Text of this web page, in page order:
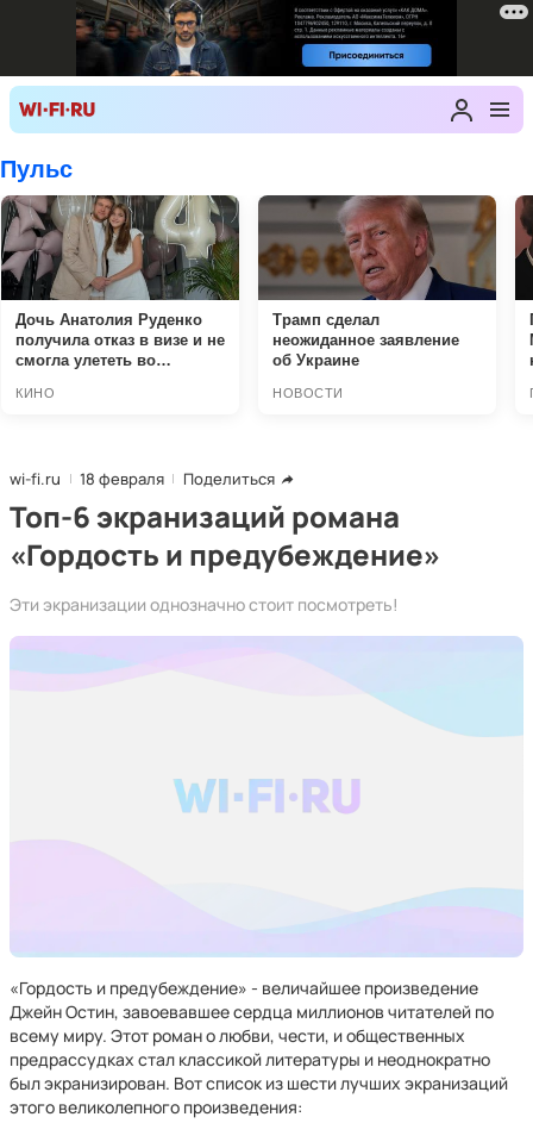
wi-fi.ru 18 февраля Поделиться
Топ-6 экранизаций романа
«Гордость и предубеждение»
Эти экранизации однозначно стоит посмотреть!
«Гордость и предубеждение» - величайшее произведение
Джейн Остин, завоевавшее сердца миллионов читателей по
всему миру. Этот роман о любви, чести, и общественных
предрассудках стал классикой литературы и неоднократно
был экранизирован. Вот список из шести лучших экранизаций
этого великолепного произведения: